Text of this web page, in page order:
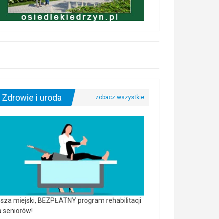
Zdrowie i uroda
miejski, BEZPŁATNY program rehabilitacji
seniorów!